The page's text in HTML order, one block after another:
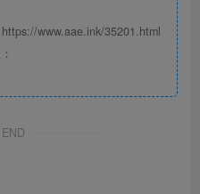
www.aae.ink/35201.html